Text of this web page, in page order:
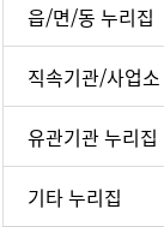
읍/면/동 누리집
직속기관/사업
유관기관 누리집
기타 누리집